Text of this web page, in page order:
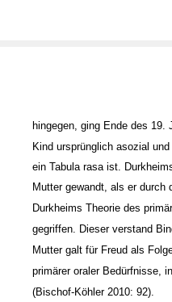
hingegen, ging Ende des 19.
Kind ursprünglich asozial
ein Tabula rasa ist.
Mutter gewandt, als er durch
Durkheims Theorie des
gegriffen. Dieser verstand
Mutter galt für Freud als
primärer oraler Bedürfnisse,
(Bischof-Köhler 2010: 92).